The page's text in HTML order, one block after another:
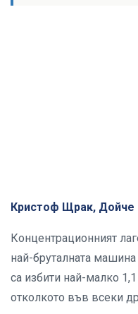
Кристоф Щрак, Дойче
Концентрационният
най-бруталната машина
са избити най-малко
отколкото във всеки